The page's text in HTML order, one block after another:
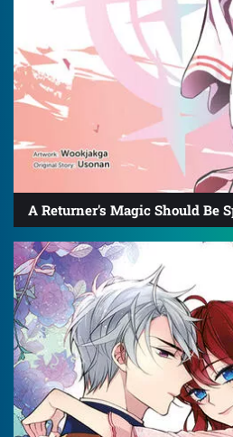
A Returner's Magic Should Be